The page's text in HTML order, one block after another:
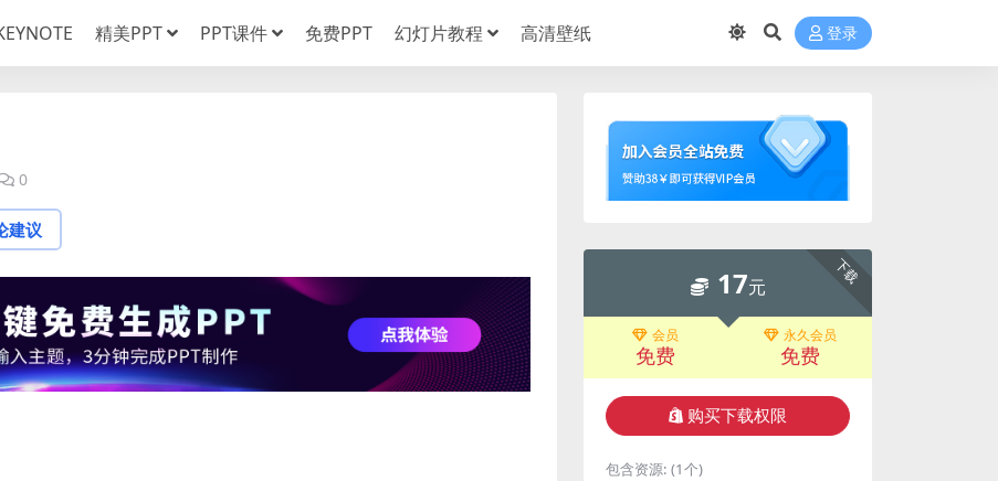
精美PPT PPT课件 免费PPT 幻灯片教程 高清壁纸 登录
0
建议
下载
17元
会员
免费
永久会员
免费
购买下载权限
包含资源: (1个)